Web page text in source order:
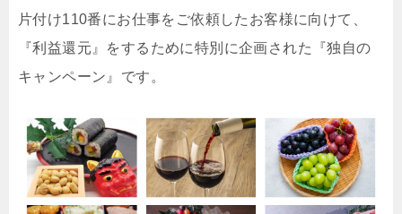
片付け110番にお仕事をご依頼したお客様に向けて、
『利益還元』をするために特別に企画された『独自の
キャンペーン』です。